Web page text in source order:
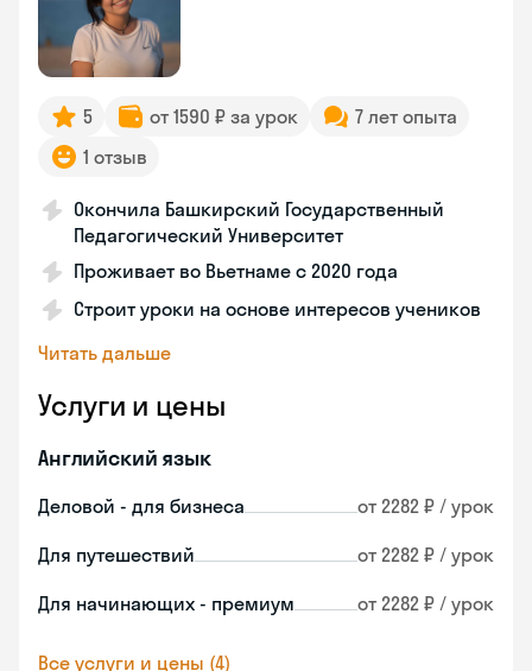
5 от 1590 ₽ за урок
7 лет опыта
1 отзыв
Окончила Башкирский Государственный
Педагогический Университет
Проживает во Вьетнаме с 2020 года
Строит уроки на основе интересов учеников
Читать дальше
Услуги и цены
Английский язык
Деловой - для бизнеса от 2282 ₽ / урок
Для путешествий от 2282 ₽ / урок
Для начинающих - премиум от 2282 ₽ / урок
Все услуги и цены (4)